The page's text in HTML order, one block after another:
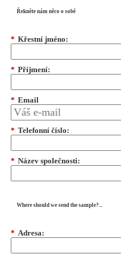
Řekněte nám něco o sobě
* Křestní jméno:
* Příjmení:
* Email
* Telefonní číslo:
* Název společnosti:
Where should we send the sample?...
* Adresa: